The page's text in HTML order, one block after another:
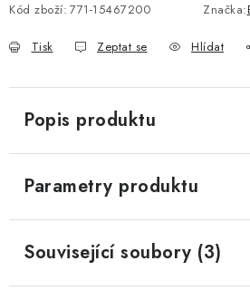
Kód zboží: 771-15467200 Značka:
Tisk Zeptat se Hlídat
Popis produktu
Parametry produktu
Související soubory (3)